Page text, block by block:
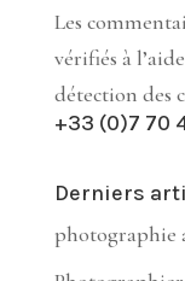
Les
vérifiés à
détection des
+33 (0)7 70
Derniers
photographie